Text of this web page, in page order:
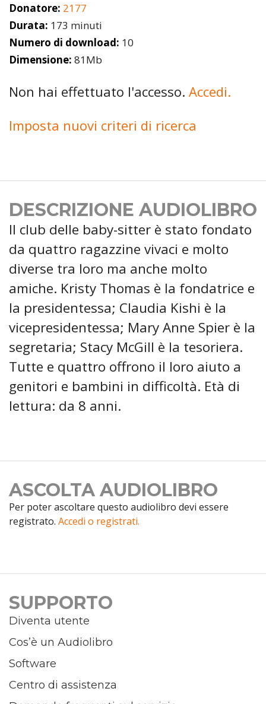
Donatore: 2177
Durata: 173 minuti
Numero di download: 10
Dimensione: 81Mb
Non hai effettuato l'accesso. Accedi.
Imposta nuovi criteri di ricerca
DESCRIZIONE AUDIOLIBRO
Il club delle baby-sitter è stato fondato
da quattro ragazzine vivaci e molto
diverse tra loro ma anche molto
amiche. Kristy Thomas è la fondatrice e
la presidentessa; Claudia Kishi è la
vicepresidentessa; Mary Anne Spier è la
segretaria; Stacy McGill è la tesoriera.
Tutte e quattro offrono il loro aiuto a
genitori e bambini in difficoltà. Età di
lettura: da 8 anni.
ASCOLTA AUDIOLIBRO
Per poter ascoltare questo audiolibro devi essere
registrato. Accedi o registrati.
SUPPORTO
Diventa utente
Cos’è un Audiolibro
Software
Centro di assistenza